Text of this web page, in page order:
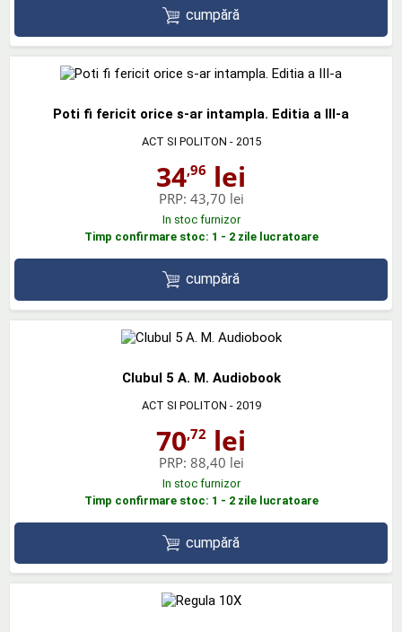
cumpără
Poti fi fericit orice s-ar intampla. Editia a III-a
ACT SI POLITON - 2015
34,96 lei
PRP: 43,70 lei
In stoc furnizor
Timp confirmare stoc: 1 - 2 zile lucratoare
cumpără
Clubul 5 A. M. Audiobook
ACT SI POLITON - 2019
70,72 lei
PRP: 88,40 lei
In stoc furnizor
Timp confirmare stoc: 1 - 2 zile lucratoare
cumpără